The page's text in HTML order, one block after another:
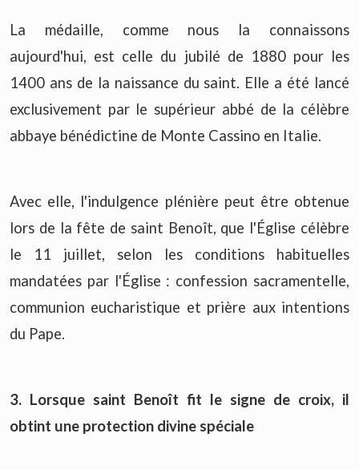
La médaille, comme nous la connaissons
aujourd'hui, est celle du jubilé de 1880 pour les
1400 ans de la naissance du saint. Elle a été lancé
exclusivement par le supérieur abbé de la célèbre
abbaye bénédictine de Monte Cassino en Italie.
Avec elle, l'indulgence plénière peut être obtenue
lors de la fête de saint Benoît, que l'Église célèbre
le 11 juillet, selon les conditions habituelles
mandatées par l'Église : confession sacramentelle,
communion eucharistique et prière aux intentions
du Pape.
3. Lorsque saint Benoît fit le signe de croix, il
obtint une protection divine spéciale